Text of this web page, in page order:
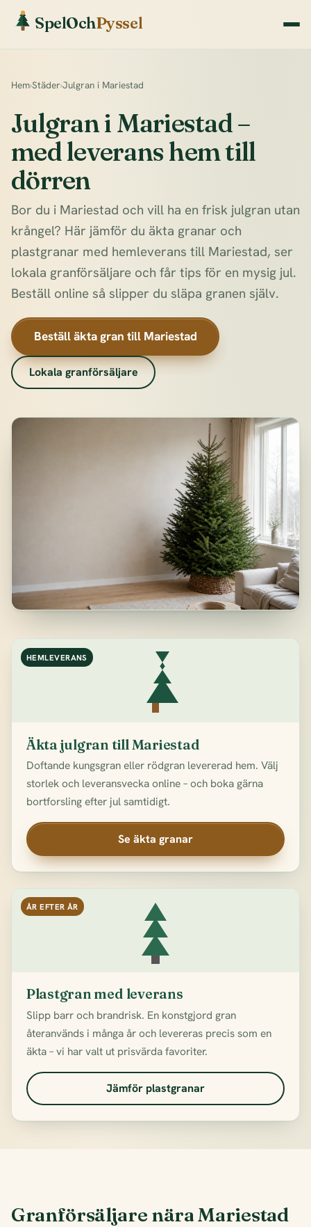
SpelOchPyssel
Hem›Städer›Julgran i Mariestad
Julgran i Mariestad –
med leverans hem till
dörren
Bor du i Mariestad och vill ha en frisk julgran utan
krångel? Här jämför du äkta granar och
plastgranar med hemleverans till Mariestad, ser
lokala granförsäljare och får tips för en mysig jul.
Beställ online så slipper du släpa granen själv.
Beställ äkta gran till Mariestad
Lokala granförsäljare
HEMLEVERANS
Äkta julgran till Mariestad
Doftande kungsgran eller rödgran levererad hem. Välj
storlek och leveransvecka online – och boka gärna
bortforsling efter jul samtidigt.
Se äkta granar
ÅR EFTER ÅR
Plastgran med leverans
Slipp barr och brandrisk. En konstgjord gran
återanvänds i många år och levereras precis som en
äkta – vi har valt ut prisvärda favoriter.
Jämför plastgranar
Granförsäljare nära Mariestad